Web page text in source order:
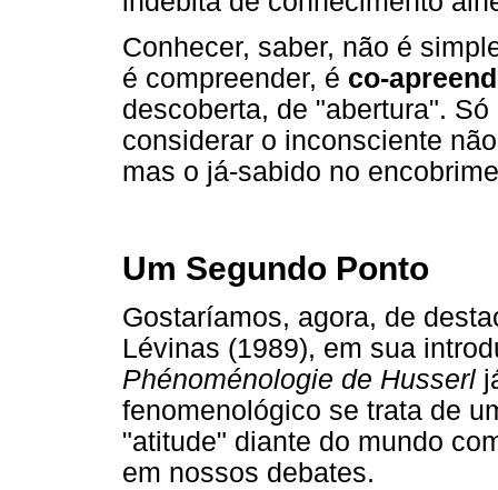
Conhecer, saber, não é
é compreender, é co-
descoberta, de "abertura".
considerar o inconsciente
mas o já-sabido no
Um Segundo Ponto
Gostaríamos, agora, de
Lévinas (1989), em sua
Phénoménologie de Husserl
fenomenológico se trata de
"atitude" diante do mundo
em nossos debates.